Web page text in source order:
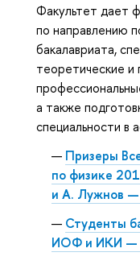
Факультет дает
по направлению
бакалавриата,
теоретические и
а также
специальности в
Призеры
по физике
и А. Лужнов —
Студенты
ИОФ и ИКИ —